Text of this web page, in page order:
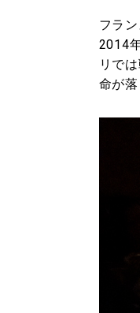
フラ
2014
リで
命が